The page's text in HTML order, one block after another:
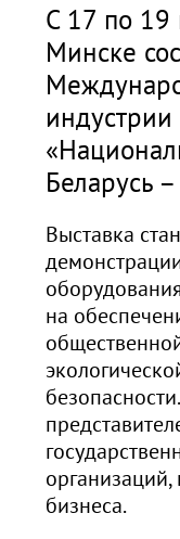
С 17 по 19
Минске
индустрии
Беларусь
Выставка
на
бизнеса.